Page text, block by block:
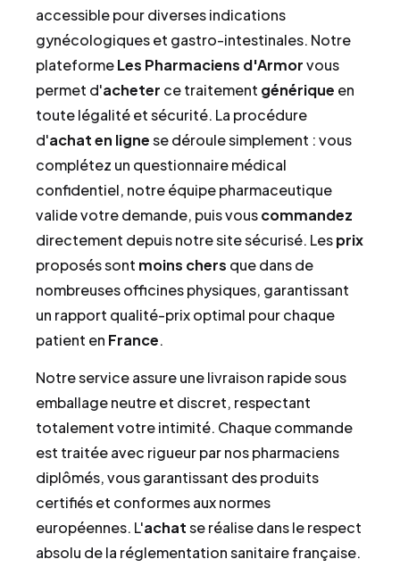
accessible pour diverses indications
gynécologiques et gastro-intestinales. Notre
plateformeLes Pharmaciens d'Armorvous
permet d'acheter ce traitement générique en
toute légalité et sécurité. La procédure
d'achat en lignese déroule simplement : vous
complétez un questionnaire médical
confidentiel, notre équipe pharmaceutique
valide votre demande, puis vouscommandez
directement depuis notre site sécurisé. Lesprix
proposés sont moins chers que dans de
nombreuses officines physiques, garantissant
un rapport qualité-prix optimal pour chaque
patient en France.
Notre service assure une livraison rapide sous
emballage neutre et discret, respectant
totalement votre intimité. Chaque commande
est traitée avec rigueur par nos pharmaciens
diplômés, vous garantissant des produits
certifiés et conformes aux normes
européennes. L'achatse réalise dans le respect
absolu de la réglementation sanitaire française.